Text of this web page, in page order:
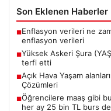
Son Eklenen Haberler
■Enflasyon verileri ne
enflasyon verileri
■Yüksek Askeri Şura
terfi etti
■Açık Hava Yaşam
Çözümleri
■Öğrencilere maaş gibi
her ay 25 bin TL burs